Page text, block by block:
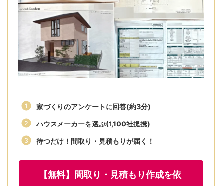
家づくりのアンケートに回答(約3分)
ハウスメーカーを選ぶ(1,100社提携)
待つだけ！間取り・見積もりが届く！
【無料】間取り・見積もり作成を依